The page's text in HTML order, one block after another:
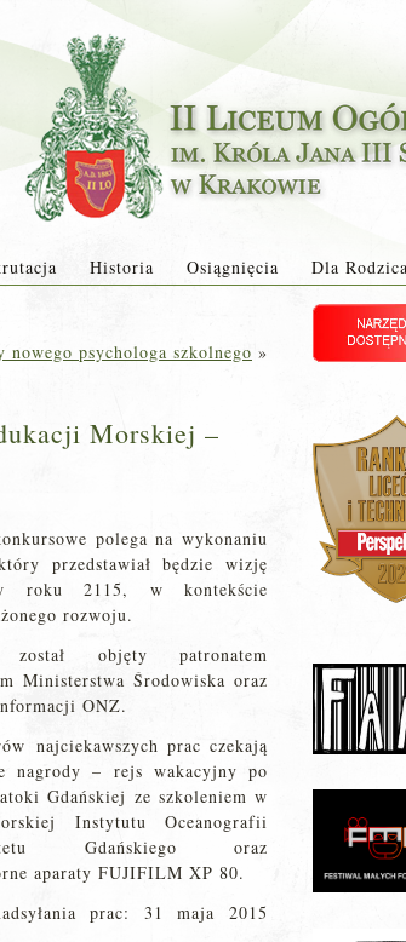
Historia Osiągnięcia Dla Rodzica
nowego psychologa szkolnego »
Morskiej –
polega na wykonaniu
przedstawiał będzie wizję
roku 2115, w kontekście
rozwoju.
został objęty patronatem
Ministerstwa Środowiska oraz
ONZ.
najciekawszych prac czekają
nagrody – rejs wakacyjny po
Gdańskiej ze szkoleniem w
Instytutu Oceanografii
Gdańskiego oraz
aparaty FUJIFILM XP 80.
prac: 31 maja 2015